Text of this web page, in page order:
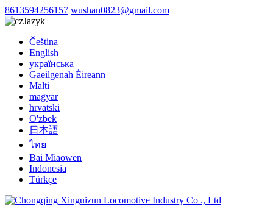
8613594256157 wushan0823@gmail.com
Jazyk
Čeština
English
українська
Gaeilgenah Éireann
Malti
magyar
hrvatski
O'zbek
日本語
ไทย
Bai Miaowen
Indonesia
Türkçe